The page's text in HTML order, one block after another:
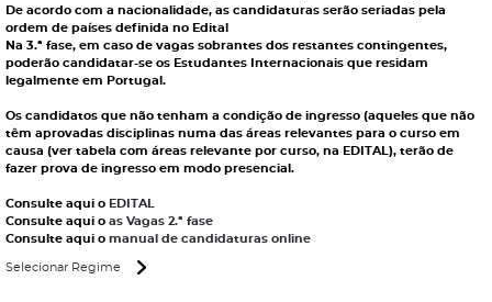
De acordo com a nacionalidade, as candidaturas serão seriadas pela
ordem de países definida no Edital
Na 3.ª fase, em caso de vagas sobrantes dos restantes contingentes,
poderão candidatar-se os Estudantes Internacionais que residam
legalmente em Portugal.
Os candidatos que não tenham a condição de ingresso (aqueles que não
têm aprovadas disciplinas numa das áreas relevantes para o curso em
causa (ver tabela com áreas relevante por curso, na EDITAL), terão de
fazer prova de ingresso em modo presencial.
Consulte aqui o EDITAL
Consulte aqui o as Vagas 2.ª fase
Consulte aqui o manual de candidaturas online
Selecionar Regime